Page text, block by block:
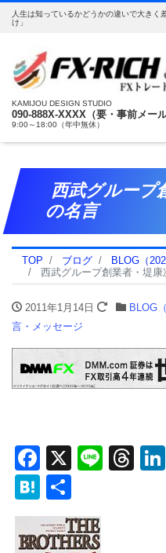
人生は知っているかどうかの違いで大き
け」
KAMIJOU DESIGN STUDIO
090-888X-XXXX（要・事前メール
9:00～18:00（年中無休）
西武グループ
の名言
TOP ブログ
BLOG（
西武グループ創業者・堤康
2011年1月14日 BLOG
言・メッセージ
Facebook
X Line
Hatena
有